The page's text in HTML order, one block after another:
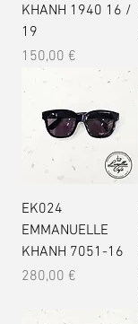
KHANH 1940 16 /
19
Prix
150,00 €
EK024
EMMANUELLE
KHANH 7051-16
Prix
280,00 €